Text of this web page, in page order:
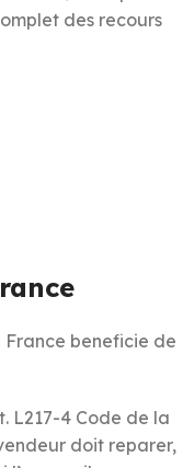
des recours
beneficie de
L217-4 Code de la
doit reparer,